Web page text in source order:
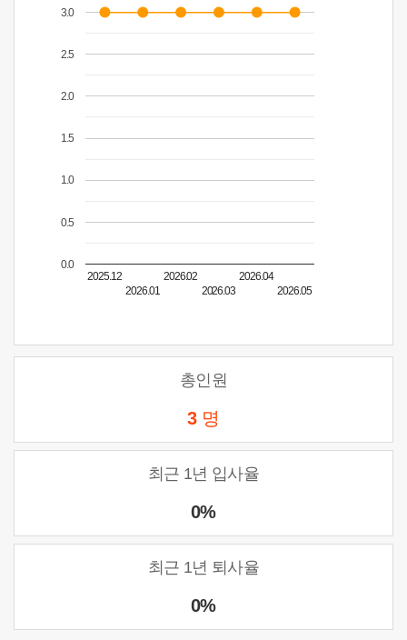
2025.12
2026.01
2026.02
2026.03
2026.04
2026.05
0.0
0.5
1.0
1.5
2.0
2.5
3.0
총인원
3 명
최근 1년 입사율
0%
최근 1년 퇴사율
0%